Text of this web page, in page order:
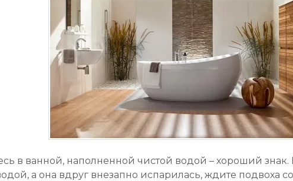
в ванной, наполненной чистой водой – хороший знак.
а она вдруг внезапно испарилась, ждите подвоха